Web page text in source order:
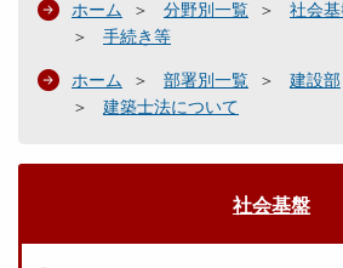
ホーム 分野別一覧 社会基
手続き等
ホーム 部署別一覧 建設部
建築士法について
社会基盤